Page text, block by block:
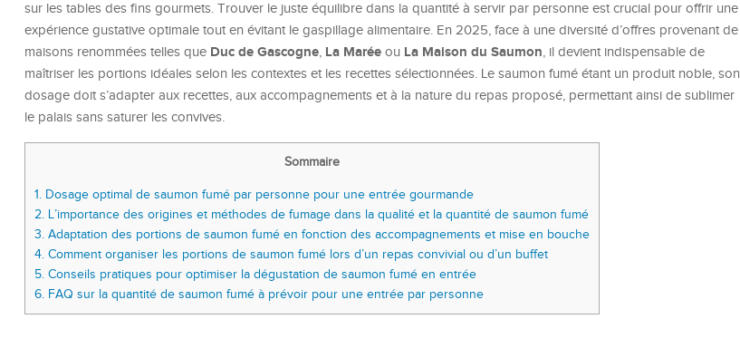
sur les tables des fins gourmets. Trouver le juste équilibre dans la quantité à servir par personne est crucial pour offrir une
expérience gustative optimale tout en évitant le gaspillage alimentaire. En 2025, face à une diversité d’offres provenant de
maisons renommées telles que Duc de Gascogne, La Marée ou La Maison du Saumon, il devient indispensable de
maîtriser les portions idéales selon les contextes et les recettes sélectionnées. Le saumon fumé étant un produit noble, son
dosage doit s’adapter aux recettes, aux accompagnements et à la nature du repas proposé, permettant ainsi de sublimer
le palais sans saturer les convives.
Sommaire
1. Dosage optimal de saumon fumé par personne pour une entrée gourmande
2. L’importance des origines et méthodes de fumage dans la qualité et la quantité de saumon fumé
3. Adaptation des portions de saumon fumé en fonction des accompagnements et mise en bouche
4. Comment organiser les portions de saumon fumé lors d’un repas convivial ou d’un buffet
5. Conseils pratiques pour optimiser la dégustation de saumon fumé en entrée
6. FAQ sur la quantité de saumon fumé à prévoir pour une entrée par personne